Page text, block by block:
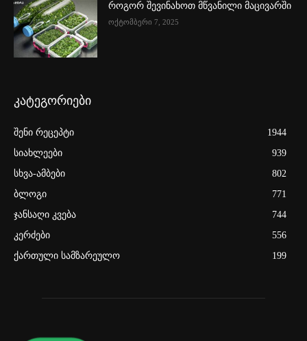
როგორ შევინახოთ მწვანილი მაცივარში
ოქტომბერი 7, 2025
კატეგორიები
შენი რეცეპტი
1944
სიახლეები
939
სხვა-ამბები
802
ბლოგი
771
ჯანსაღი კვება
744
კერძები
556
ქართული სამზარეულო
199